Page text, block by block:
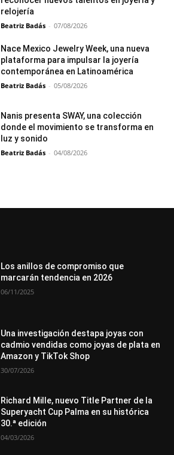
relojería
Beatriz Badás - 07/08/2026
Nace Mexico Jewelry Week, una nueva
plataforma para impulsar la joyería
contemporánea en Latinoamérica
Beatriz Badás - 05/08/2026
Nanis presenta SWAY, una colección
donde el movimiento se transforma en
luz y sonido
Beatriz Badás - 04/08/2026
Los anillos de compromiso que
marcarán tendencia en 2026
06/11/2025
Una investigación destapa joyas con
cadmio vendidas como joyas de plata en
Amazon y TikTok Shop
30/07/2026
Richard Mille, nuevo Title Partner de la
Superyacht Cup Palma en su histórica
30.ª edición
04/03/2026